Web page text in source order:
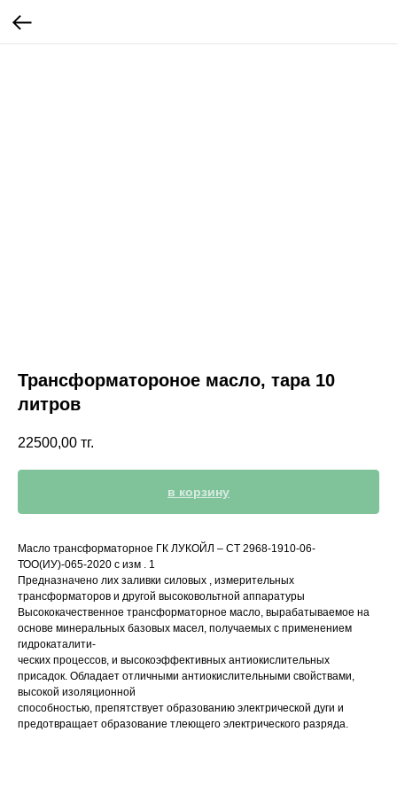
Трансформатороное масло, тара 10
литров
22500,00 тг.
в корзину
Масло трансформаторное ГК ЛУКОЙЛ – СТ 2968-1910-06-
ТОО(ИУ)-065-2020 с изм . 1
Предназначено лих заливки силовых , измерительных
трансформаторов и другой высоковольтной аппаратуры
Высококачественное трансформаторное масло, вырабатываемое на
основе минеральных базовых масел, получаемых с применением
гидрокаталити-
ческих процессов, и высокоэффективных антиокислительных
присадок. Обладает отличными антиокислительными свойствами,
высокой изоляционной
способностью, препятствует образованию электрической дуги и
предотвращает образование тлеющего электрического разряда.